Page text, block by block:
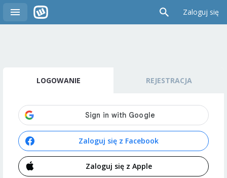
Zaloguj się
LOGOWANIE REJESTRACJA
Zaloguj się z Facebook
Zaloguj się z Apple